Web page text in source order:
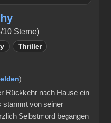
10 Sterne)
Thriller
)
Rückkehr nach Hause ein
stammt von seiner
Selbstmord begangen